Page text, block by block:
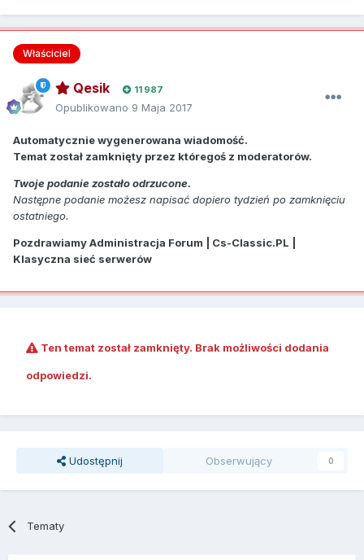
Właściciel
Qesik 11 987
Opublikowano 9 Maja 2017
Automatycznie wygenerowana wiadomość.
Temat został zamknięty przez któregoś z moderatorów.
Twoje podanie zostało odrzucone.
Następne podanie możesz napisać dopiero tydzień po zamknięciu
ostatniego.
Pozdrawiamy Administracja Forum | Cs-Classic.PL |
Klasyczna sieć serwerów
Ten temat został zamknięty. Brak możliwości dodania
odpowiedzi.
Udostępnij Obserwujący 0
Tematy